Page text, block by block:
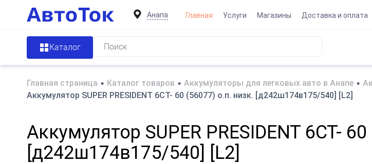
Анапа Главная Услуги Магазины Доставка и оплата
Каталог
Главная страница • Каталог товаров • Аккумуляторы для легковых авто в Анапе •
Аккумулятор SUPER PRESIDENT 6СТ- 60 (56077) о.п. низк. [д242ш174в175/540] [L2]
Аккумулятор SUPER PRESIDENT 6СТ-
[д242ш174в175/540] [L2]